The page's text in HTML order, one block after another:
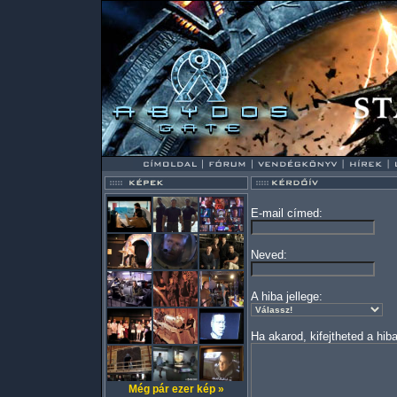
Még pár ezer kép »
E-mail címed:
Neved:
A hiba jellege:
Ha akarod, kifejtheted a